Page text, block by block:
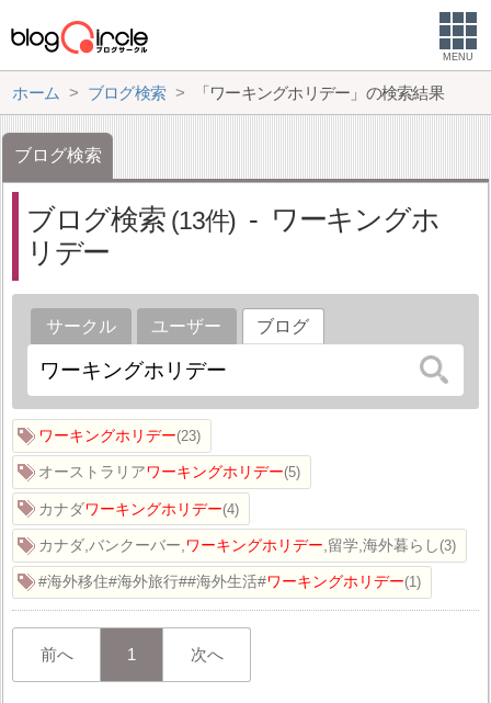
MENU
ホーム ブログ検索 「ワーキングホリデー」の検索結果
ブログ検索
ブログ検索 13
ワーキングホ
リデー
サークル ユーザー ブログ
ワーキングホリデー 23
オーストラリアワーキングホリデー 5
カナダワーキングホリデー 4
カナダ,バンクーバー, ワーキングホリデー ,留学,海外暮らし 3
#海外移住#海外旅行##海外生活#ワーキングホリデー 1
前へ 1 次へ